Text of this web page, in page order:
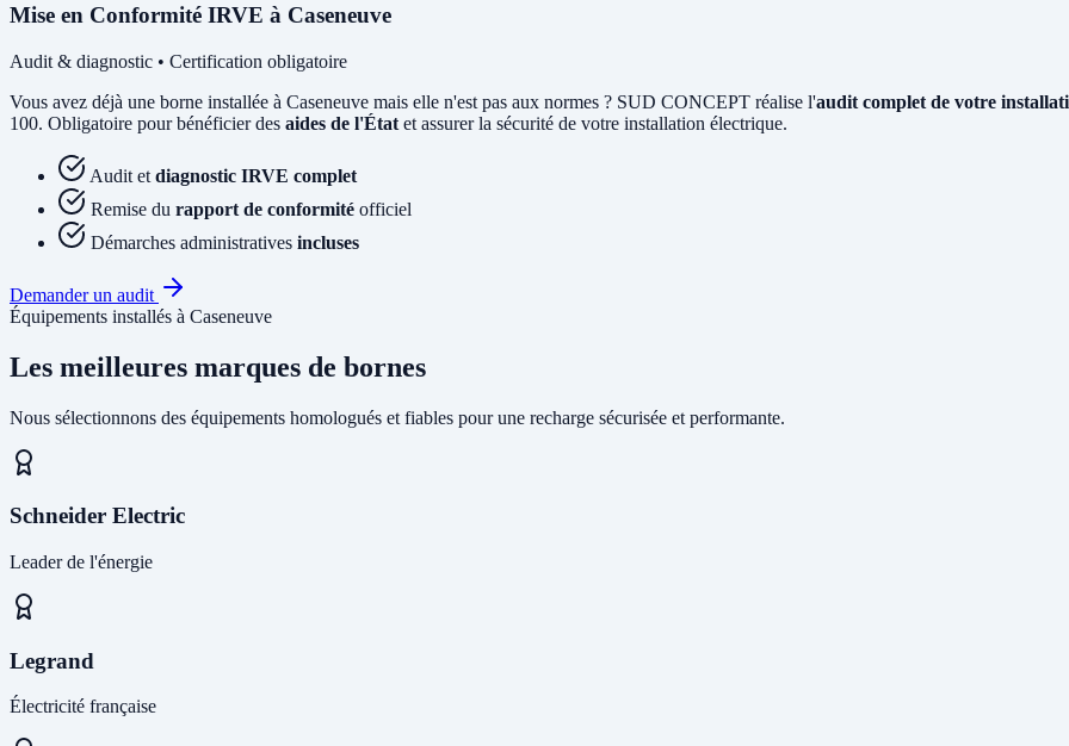
Mise en Conformité IRVE à Caseneuve
Audit & diagnostic • Certification obligatoire
Vous avez déjà une borne installée à Caseneuve mais elle n'est pas aux normes ? SUD CONCEPT réalise l'audit complet de votre
100. Obligatoire pour bénéficier des aides de l'État et assurer la sécurité de votre installation électrique.
Audit et diagnostic IRVE complet
Remise du rapport de conformité officiel
Démarches administratives incluses
Demander un audit
Équipements installés à Caseneuve
Les meilleures marques de bornes
Nous sélectionnons des équipements homologués et fiables pour une recharge sécurisée et performante.
Schneider Electric
Leader de l'énergie
Legrand
Électricité française